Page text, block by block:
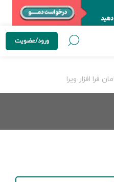
ورود/عضویت
فرا افزار ویرا